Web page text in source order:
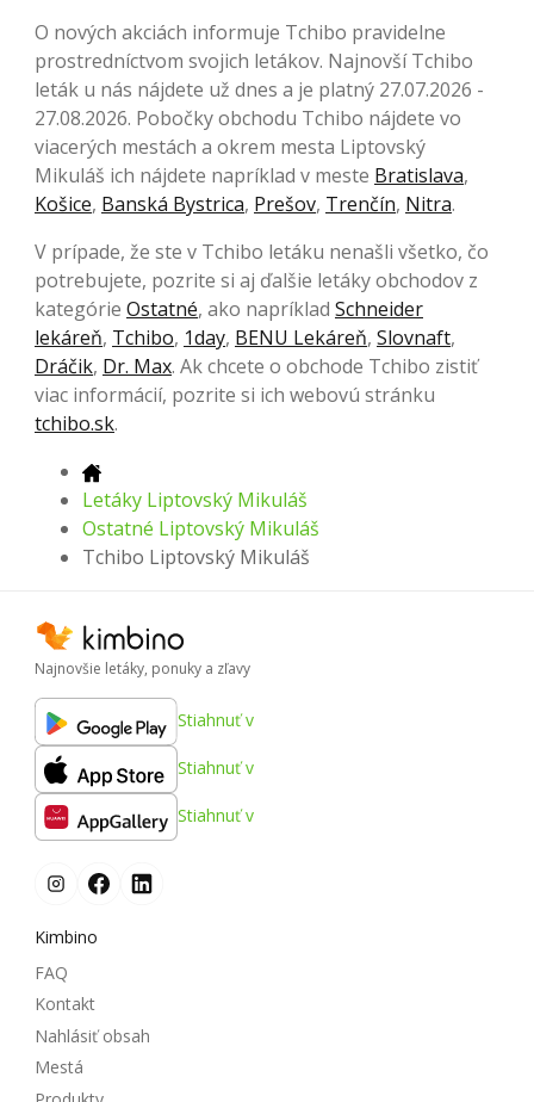
O nových akciách informuje Tchibo pravidelne
prostredníctvom svojich letákov. Najnovší Tchibo
leták u nás nájdete už dnes a je platný 27.07.2026 -
27.08.2026. Pobočky obchodu Tchibo nájdete vo
viacerých mestách a okrem mesta Liptovský
Mikuláš ich nájdete napríklad v meste Bratislava,
Košice, Banská Bystrica, Prešov, Trenčín, Nitra.
V prípade, že ste v Tchibo letáku nenašli všetko, čo
potrebujete, pozrite si aj ďalšie letáky obchodov z
kategórie Ostatné, ako napríklad Schneider
lekáreň, Tchibo, 1day, BENU Lekáreň, Slovnaft,
Dráčik, Dr. Max. Ak chcete o obchode Tchibo zistiť
viac informácií, pozrite si ich webovú stránku
tchibo.sk.
Letáky Liptovský Mikuláš
Ostatné Liptovský Mikuláš
Tchibo Liptovský Mikuláš
Najnovšie letáky, ponuky a zľavy
Stiahnuť v
Stiahnuť v
Stiahnuť v
Kimbino
FAQ
Kontakt
Nahlásiť obsah
Mestá